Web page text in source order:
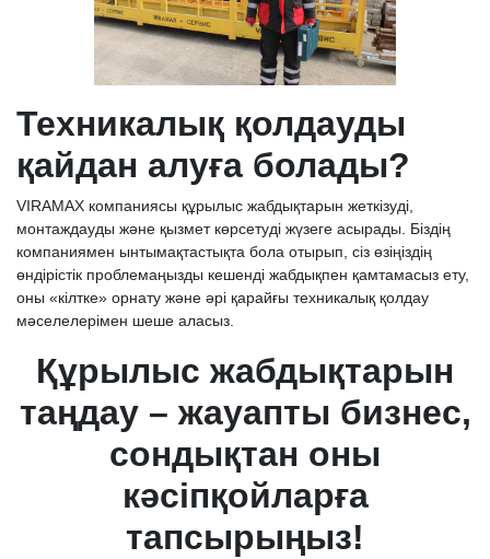
Техникалық қолдауды
қайдан алуға болады?
VIRAMAX компаниясы құрылыс жабдықтарын жеткізуді,
монтаждауды және қызмет көрсетуді жүзеге асырады. Біздің
компаниямен ынтымақтастықта бола отырып, сіз өзіңіздің
өндірістік проблемаңызды кешенді жабдықпен қамтамасыз ету,
оны «кілтке» орнату және әрі қарайғы техникалық қолдау
мәселелерімен шеше аласыз.
Құрылыс жабдықтарын
таңдау – жауапты бизнес,
сондықтан оны
кәсіпқойларға
тапсырыңыз!